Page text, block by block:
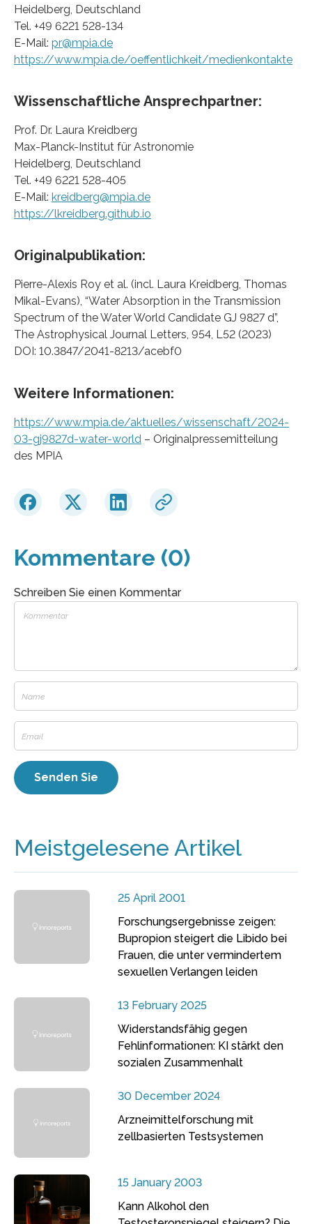
Heidelberg, Deutschland
Tel. +49 6221 528-134
E-Mail: pr@mpia.de
https://www.mpia.de/oeffentlichkeit/medienkontakte
Wissenschaftliche Ansprechpartner:
Prof. Dr. Laura Kreidberg
Max-Planck-Institut für Astronomie
Heidelberg, Deutschland
Tel. +49 6221 528-405
E-Mail: kreidberg@mpia.de
https://lkreidberg.github.io
Originalpublikation:
Pierre-Alexis Roy et al. (incl. Laura Kreidberg, Thomas
Mikal-Evans), “Water Absorption in the Transmission
Spectrum of the Water World Candidate GJ 9827 d”,
The Astrophysical Journal Letters, 954, L52 (2023)
DOI: 10.3847/2041-8213/acebf0
Weitere Informationen:
https://www.mpia.de/aktuelles/wissenschaft/2024-
03-gj9827d-water-world – Originalpressemitteilung
des MPIA
Kommentare (0)
Schreiben Sie einen Kommentar
Meistgelesene Artikel
25 April 2001
Forschungsergebnisse zeigen:
Bupropion steigert die Libido bei
Frauen, die unter vermindertem
sexuellen Verlangen leiden
13 February 2025
Widerstandsfähig gegen
Fehlinformationen: KI stärkt den
sozialen Zusammenhalt
30 December 2024
Arzneimittelforschung mit
zellbasierten Testsystemen
15 January 2003
Kann Alkohol den